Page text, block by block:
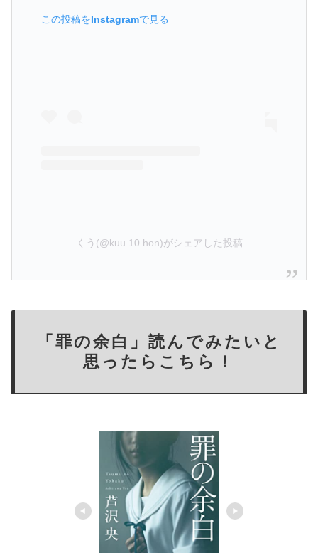
この投稿をInstagramで見る
くう(@kuu.10.hon)がシェアした投稿
「罪の余白」読んでみたいと
思ったらこちら！